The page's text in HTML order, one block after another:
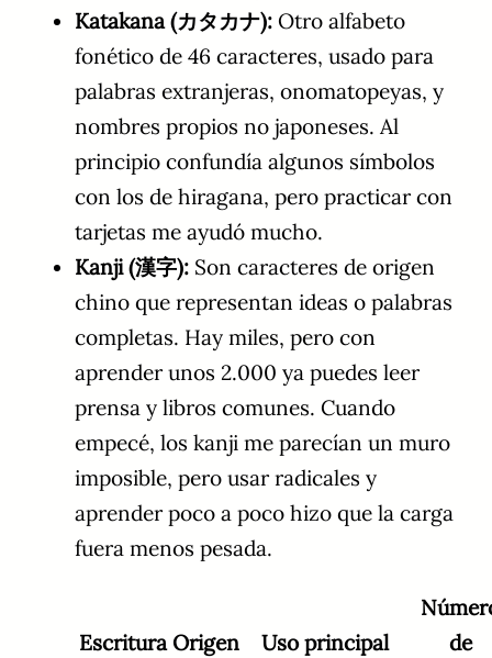
Katakana (カタカナ): Otro alfabeto
fonético de 46 caracteres, usado para
palabras extranjeras, onomatopeyas, y
nombres propios no japoneses. Al
principio confundía algunos símbolos
con los de hiragana, pero practicar con
tarjetas me ayudó mucho.
Kanji (漢字): Son caracteres de origen
chino que representan ideas o palabras
completas. Hay miles, pero con
aprender unos 2.000 ya puedes leer
prensa y libros comunes. Cuando
empecé, los kanji me parecían un muro
imposible, pero usar radicales y
aprender poco a poco hizo que la carga
fuera menos pesada.
Escritura Origen Uso principal
de